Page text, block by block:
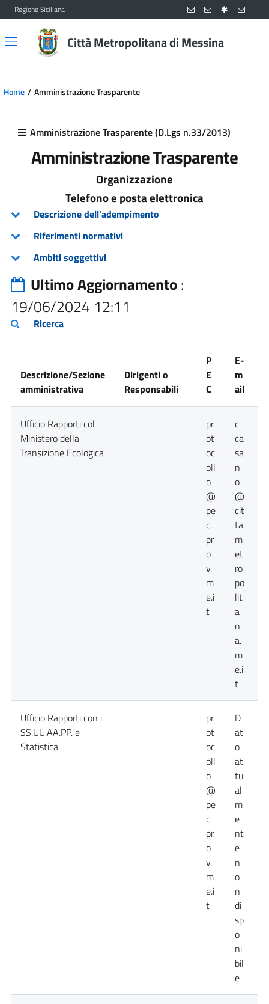
Vai al contenuto principale
Vai al menu principale
Regione Siciliana
Città Metropolitana di Messina
Home Amministrazione Trasparente
Amministrazione Trasparente (D.Lgs n.33/2013)
Amministrazione Trasparente
Organizzazione
Telefono e posta elettronica
Descrizione dell'adempimento
Riferimenti normativi
Ambiti soggettivi
Ultimo Aggiornamento:
19/06/2024 12:11
Ricerca
Descrizione/Sezione
amministrativa
Dirigenti o
Responsabili
P
E
C
E-
m
ail
Ufficio Rapporti col
Ministero della
Transizione Ecologica
pr
ot
oc
oll
o
@
pe
c.
pr
o
v.
m
e.i
t
c.
ca
sa
n
o
@
cit
ta
m
et
ro
po
lit
a
n
a.
m
e.i
t
Ufficio Rapporti con i
SS.UU.AA.PP. e
Statistica
pr
ot
oc
oll
o
@
pe
c.
pr
o
v.
m
e.i
t
D
at
o
at
tu
al
m
e
nt
e
n
o
n
di
sp
o
ni
bil
e